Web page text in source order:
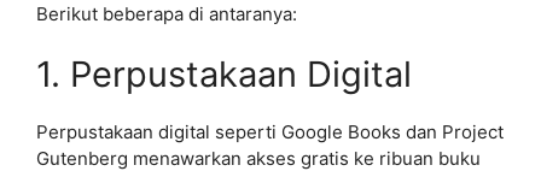
Berikut beberapa di antaranya:
1. Perpustakaan Digital
Perpustakaan digital seperti Google Books dan Project
Gutenberg menawarkan akses gratis ke ribuan buku